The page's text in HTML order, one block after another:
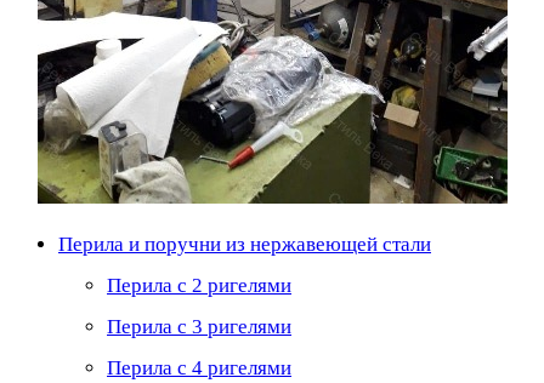
Перила и поручни из нержавеющей стали
Перила с 2 ригелями
Перила с 3 ригелями
Перила с 4 ригелями